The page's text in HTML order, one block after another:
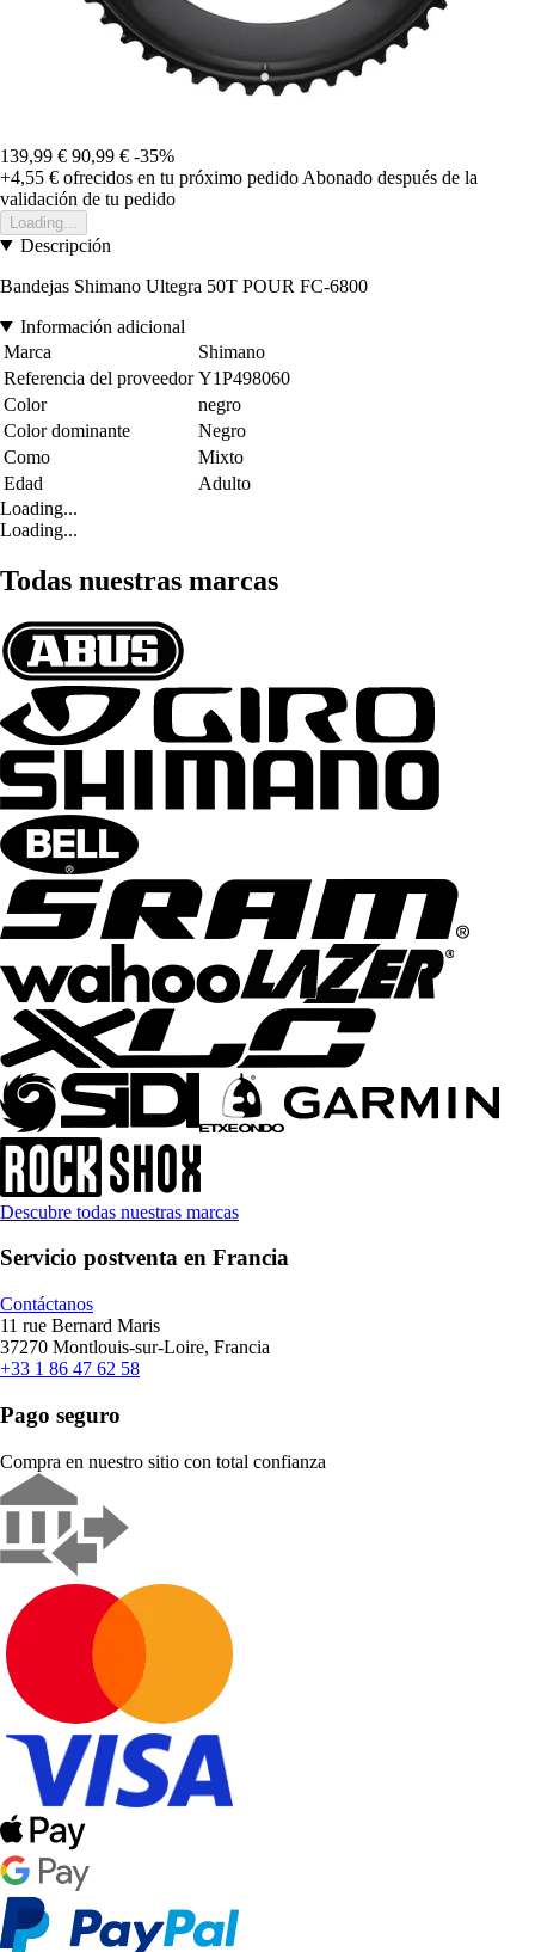
139,99 € 90,99 € -35%
+4,55 € ofrecidos en tu próximo pedido Abonado después de la
validación de tu pedido
Loading...
Descripción
Bandejas Shimano Ultegra 50T POUR FC-6800
Información adicional
Marca
Shimano
Referencia del proveedor Y1P498060
Color
negro
Color dominante
Negro
Como
Mixto
Edad
Adulto
Loading...
Loading...
Todas nuestras marcas
Descubre todas nuestras marcas
Servicio postventa en Francia
Contáctanos
11 rue Bernard Maris
37270 Montlouis-sur-Loire, Francia
+33 1 86 47 62 58
Pago seguro
Compra en nuestro sitio con total confianza